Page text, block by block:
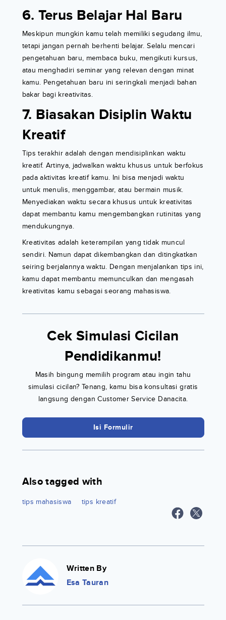
6. Terus Belajar Hal Baru
Meskipun mungkin kamu telah memiliki segudang ilmu,
tetapi jangan pernah berhenti belajar. Selalu mencari
pengetahuan baru, membaca buku, mengikuti kursus,
atau menghadiri seminar yang relevan dengan minat
kamu. Pengetahuan baru ini seringkali menjadi bahan
bakar bagi kreativitas.
7. Biasakan Disiplin Waktu
Kreatif
Tips terakhir adalah dengan mendisiplinkan waktu
kreatif. Artinya, jadwalkan waktu khusus untuk berfokus
pada aktivitas kreatif kamu. Ini bisa menjadi waktu
untuk menulis, menggambar, atau bermain musik.
Menyediakan waktu secara khusus untuk kreativitas
dapat membantu kamu mengembangkan rutinitas yang
mendukungnya.
Kreativitas adalah keterampilan yang tidak muncul
sendiri. Namun dapat dikembangkan dan ditingkatkan
seiring berjalannya waktu. Dengan menjalankan tips ini,
kamu dapat membantu memunculkan dan mengasah
kreativitas kamu sebagai seorang mahasiswa.
Cek Simulasi Cicilan
Pendidikanmu!
Masih bingung memilih program atau ingin tahu
simulasi cicilan? Tenang, kamu bisa konsultasi gratis
langsung dengan Customer Service Danacita.
Isi Formulir
Also tagged with
tips mahasiswa tips kreatif
Written By
Esa Tauran